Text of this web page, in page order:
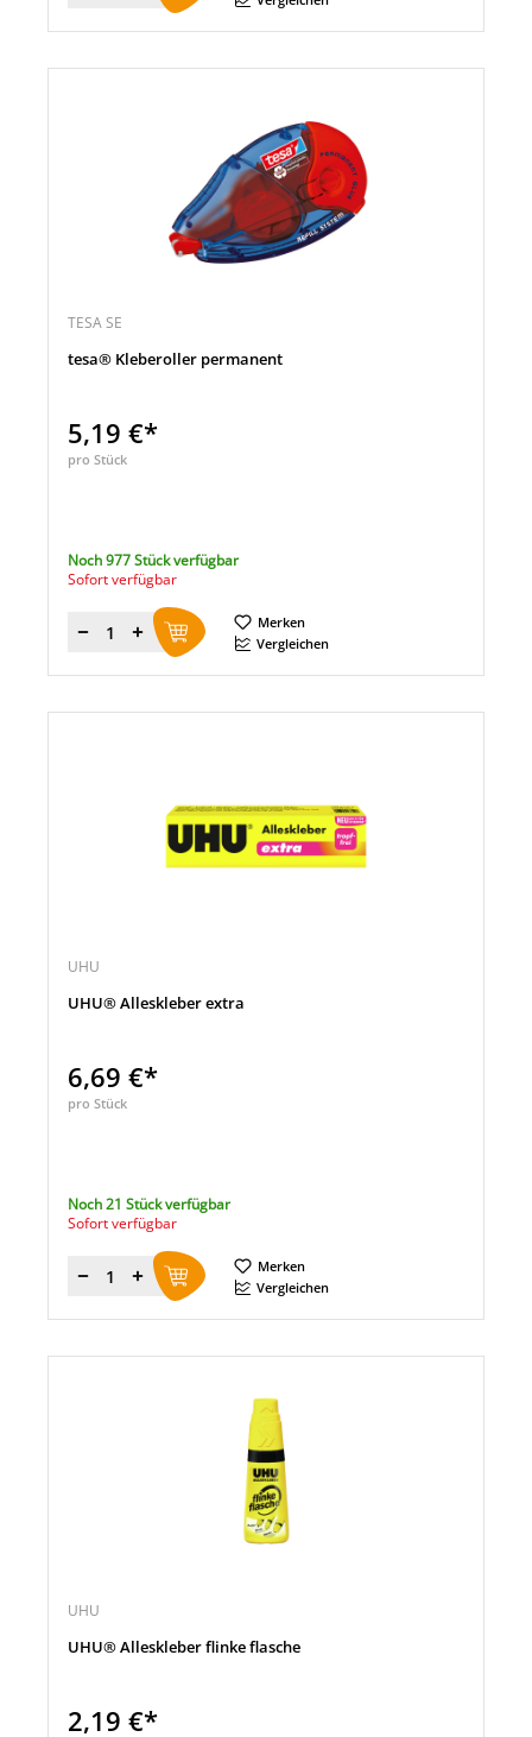
TESA SE
tesa® Kleberoller permanent
5,19 €*
pro Stück
Noch 977 Stück verfügbar
Sofort verfügbar
Menge
Merken
Vergleichen
UHU
UHU® Alleskleber extra
6,69 €*
pro Stück
Noch 21 Stück verfügbar
Sofort verfügbar
Menge
Merken
Vergleichen
UHU
UHU® Alleskleber flinke flasche
2,19 €*